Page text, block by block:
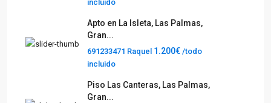
incluido
Apto en La Isleta, Las Palmas,
Gran...
691233471 Raquel 1.200€ /todo
incluido
Piso Las Canteras, Las Palmas,
Gran...